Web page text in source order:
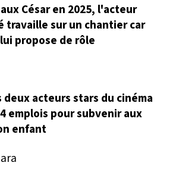
César en 2025, l'acteur
travaille sur un chantier car
propose de rôle
deux acteurs stars du cinéma
emplois pour subvenir aux
enfant